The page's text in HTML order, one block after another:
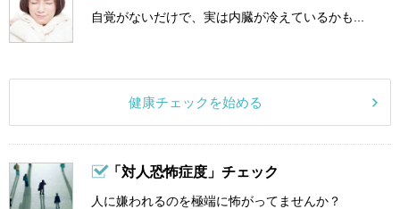
自覚がないだけで、実は内臓が冷えているかも...
健康チェックを始める
「対人恐怖症度」チェック
人に嫌われるのを極端に怖がってませんか？